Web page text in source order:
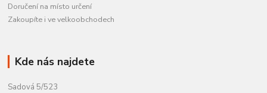
Doručení na místo určení
Zakoupíte i ve velkoobchodech
Kde nás najdete
Sadová 5/523